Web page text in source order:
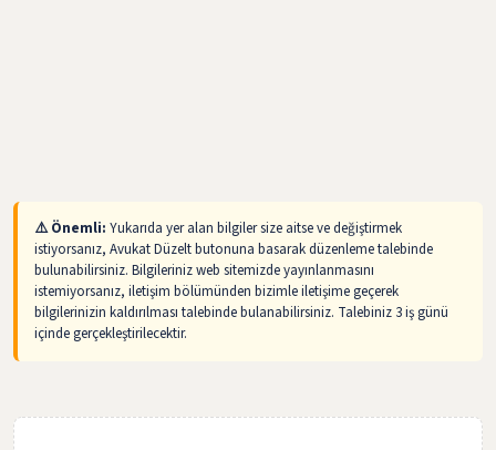
⚠️ Önemli: Yukarıda yer alan bilgiler size aitse ve değiştirmek
istiyorsanız, Avukat Düzelt butonuna basarak düzenleme talebinde
bulunabilirsiniz. Bilgileriniz web sitemizde yayınlanmasını
istemiyorsanız, iletişim bölümünden bizimle iletişime geçerek
bilgilerinizin kaldırılması talebinde bulanabilirsiniz. Talebiniz 3 iş günü
içinde gerçekleştirilecektir.